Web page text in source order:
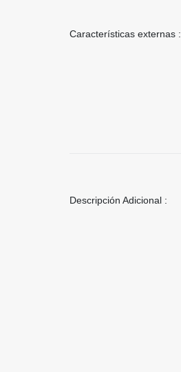
Características externas :
Descripción Adicional :